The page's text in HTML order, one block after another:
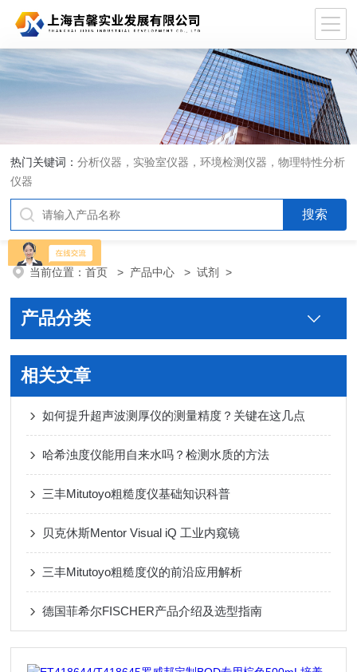
热门关键词：分析仪器，实验室仪器，环境检测仪器，物理特性分析
仪器
当前位置：首页 > 产品中心 >试剂 >
产品分类
相关文章
如何提升超声波测厚仪的测量精度？关键在这几点
哈希浊度仪能用自来水吗？检测水质的方法
三丰Mitutoyo粗糙度仪基础知识科普
贝克休斯Mentor Visual iQ 工业内窥镜
三丰Mitutoyo粗糙度仪的前沿应用解析
德国菲希尔FISCHER产品介绍及选型指南